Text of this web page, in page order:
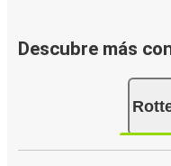
Descubre más